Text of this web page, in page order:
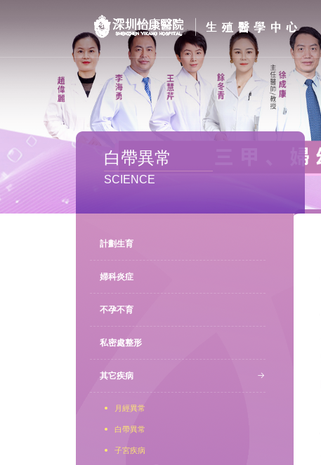
醫院簡介
私密處整形
專家團隊
白帶異常
SCIENCE
計劃生育
婦科炎症
不孕不育
私密處整形
其它疾病
月經異常
白帶異常
子宮疾病